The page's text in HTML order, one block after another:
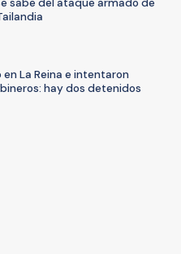
La Reina e intentaron
hay dos detenidos